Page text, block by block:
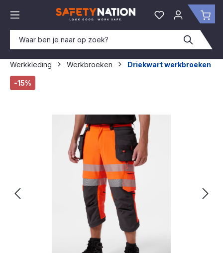
Je hebt 0 items
Werkkleding Werkbroeken
Driekwart werkbroeken
Afbeeldingengalerij overslaan
-15%